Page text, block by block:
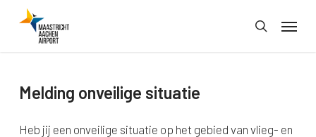
search
Menu
Melding onveilige situatie
Heb jij een onveilige situatie op het gebied van vlieg- en